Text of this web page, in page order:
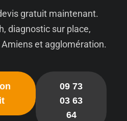
gratuit maintenant.
diagnostic sur place,
et agglomération.
09 73
03 63
64